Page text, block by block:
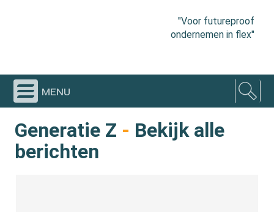
"Voor futureproof
ondernemen in flex"
menu
Generatie Z - Bekijk alle
berichten